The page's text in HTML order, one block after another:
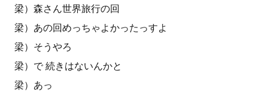
梁）森さん世界旅行の回
梁）あの回めっちゃよかったっすよ
梁）そうやろ
梁）で 続きはないんかと
梁）あっ